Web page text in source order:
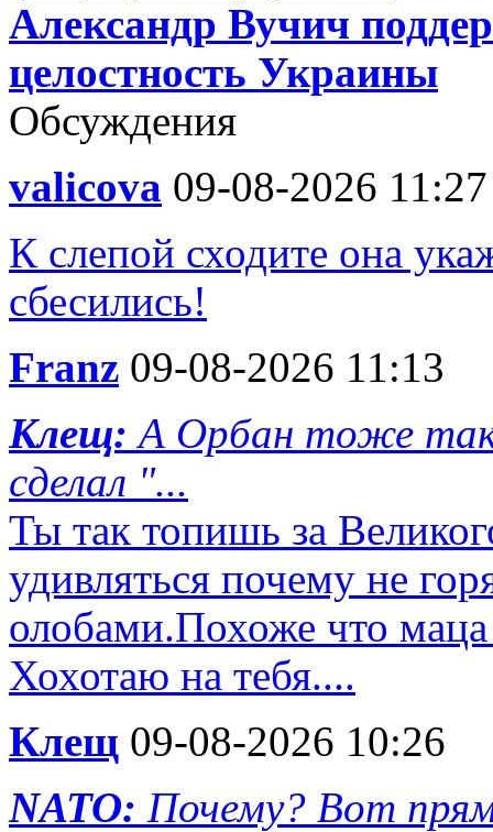
Александр Вучич
целостность Украины
Обсуждения
valicova 09-08-2026 11:27
К слепой сходите она
сбесились!
Franz 09-08-2026 11:13
Клещ:А Орбан тоже так
сделал "...
Ты так топишь за
удивляться почему не
олобами.Похоже что маца
Хохотаю на тебя....
Клещ 09-08-2026 10:26
NATO: Почему? Вот